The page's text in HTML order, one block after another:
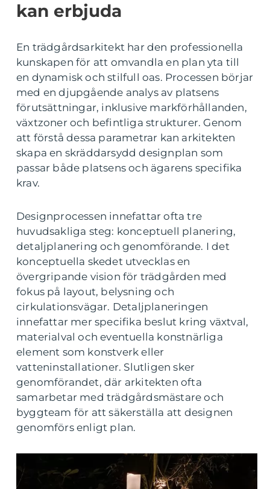
kan erbjuda
En trädgårdsarkitekt har den professionella
kunskapen för att omvandla en plan yta till
en dynamisk och stilfull oas. Processen börjar
med en djupgående analys av platsens
förutsättningar, inklusive markförhållanden,
växtzoner och befintliga strukturer. Genom
att förstå dessa parametrar kan arkitekten
skapa en skräddarsydd designplan som
passar både platsens och ägarens specifika
krav.
Designprocessen innefattar ofta tre
huvudsakliga steg: konceptuell planering,
detaljplanering och genomförande. I det
konceptuella skedet utvecklas en
övergripande vision för trädgården med
fokus på layout, belysning och
cirkulationsvägar. Detaljplaneringen
innefattar mer specifika beslut kring växtval,
materialval och eventuella konstnärliga
element som konstverk eller
vatteninstallationer. Slutligen sker
genomförandet, där arkitekten ofta
samarbetar med trädgårdsmästare och
byggteam för att säkerställa att designen
genomförs enligt plan.